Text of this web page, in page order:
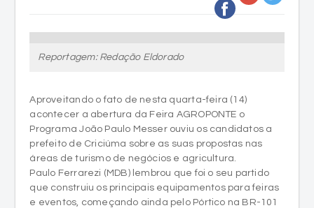
Reportagem: Redação Eldorado
Aproveitando o fato de nesta quarta-feira (14)
acontecer a abertura da Feira AGROPONTE o
Programa João Paulo Messer ouviu os candidatos a
prefeito de Criciúma sobre as suas propostas nas
áreas de turismo de negócios e agricultura.
Paulo Ferrarezi (MDB) lembrou que foi o seu partido
que construiu os principais equipamentos para feiras
e eventos, começando ainda pelo Pórtico na BR-101